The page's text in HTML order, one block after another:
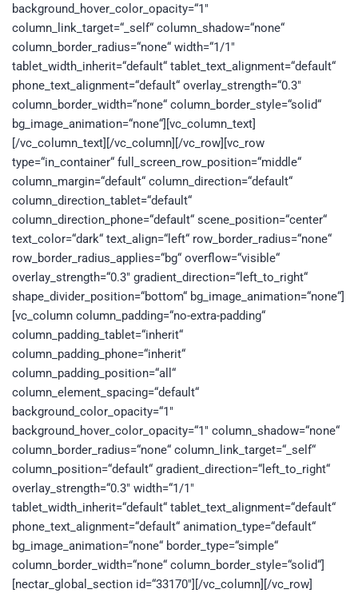
background_hover_color_opacity=“1″
column_link_target=“_self“ column_shadow=“none“
column_border_radius=“none“ width=“1/1″
tablet_width_inherit=“default“ tablet_text_alignment=“default“
phone_text_alignment=“default“ overlay_strength=“0.3″
column_border_width=“none“ column_border_style=“solid“
bg_image_animation=“none“][vc_column_text]
[/vc_column_text][/vc_column][/vc_row][vc_row
type=“in_container“ full_screen_row_position=“middle“
column_margin=“default“ column_direction=“default“
column_direction_tablet=“default“
column_direction_phone=“default“ scene_position=“center“
text_color=“dark“ text_align=“left“ row_border_radius=“none“
row_border_radius_applies=“bg“ overflow=“visible“
overlay_strength=“0.3″ gradient_direction=“left_to_right“
shape_divider_position=“bottom“ bg_image_animation=“none“]
[vc_column column_padding=“no-extra-padding“
column_padding_tablet=“inherit“
column_padding_phone=“inherit“
column_padding_position=“all“
column_element_spacing=“default“
background_color_opacity=“1″
background_hover_color_opacity=“1″ column_shadow=“none“
column_border_radius=“none“ column_link_target=“_self“
column_position=“default“ gradient_direction=“left_to_right“
overlay_strength=“0.3″ width=“1/1″
tablet_width_inherit=“default“ tablet_text_alignment=“default“
phone_text_alignment=“default“ animation_type=“default“
bg_image_animation=“none“ border_type=“simple“
column_border_width=“none“ column_border_style=“solid“]
[nectar_global_section id=“33170″][/vc_column][/vc_row]